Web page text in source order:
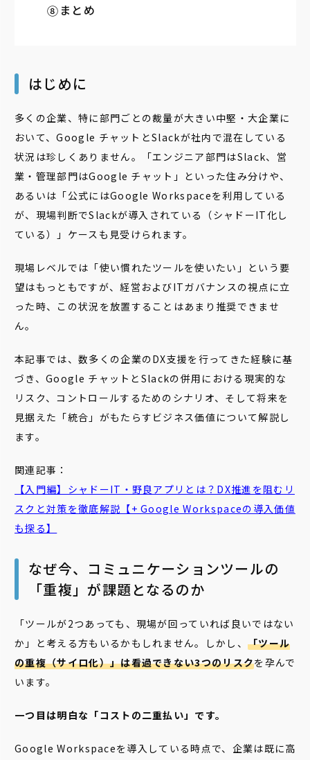
まとめ
はじめに
多くの企業、特に部門ごとの裁量が大きい中堅・大企業に
おいて、Google チャットとSlackが社内で混在している
状況は珍しくありません。「エンジニア部門はSlack、営
業・管理部門はGoogle チャット」といった住み分けや、
あるいは「公式にはGoogle Workspaceを利用している
が、現場判断でSlackが導入されている（シャドーIT化し
ている）」ケースも見受けられます。
現場レベルでは「使い慣れたツールを使いたい」という要
望はもっともですが、経営およびITガバナンスの視点に立
った時、この状況を放置することはあまり推奨できませ
ん。
本記事では、数多くの企業のDX支援を行ってきた経験に基
づき、Google チャットとSlackの併用における現実的な
リスク、コントロールするためのシナリオ、そして将来を
見据えた「統合」がもたらすビジネス価値について解説し
ます。
関連記事：
【入門編】シャドーIT・野良アプリとは？DX推進を阻むリ
スクと対策を徹底解説【+ Google Workspaceの導入価値
も探る】
なぜ今、コミュニケーションツールの
「重複」が課題となるのか
「ツールが2つあっても、現場が回っていれば良いではない
か」と考える方もいるかもしれません。しかし、「ツール
の重複（サイロ化）」は看過できない3つのリスクを孕んで
います。
一つ目は明白な「コストの二重払い」です。
Google Workspaceを導入している時点で、企業は既に高